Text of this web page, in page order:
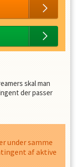
skal man
der passer
under samme
af aktive